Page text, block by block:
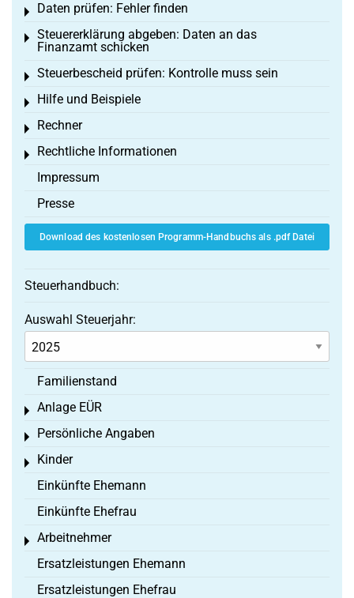
Daten prüfen: Fehler finden
Toggle menu
Steuererklärung abgeben: Daten an das
Finanzamt schicken
Toggle menu
Steuerbescheid prüfen: Kontrolle muss sein
Toggle menu
Hilfe und Beispiele
Toggle menu
Rechner
Toggle menu
Rechtliche Informationen
Toggle menu
Impressum
Presse
Download des kostenlosen Programm-Handbuchs als .pdf Datei
Steuerhandbuch:
Auswahl Steuerjahr:
Familienstand
Anlage EÜR
Toggle menu
Persönliche Angaben
Toggle menu
Kinder
Toggle menu
Einkünfte Ehemann
Einkünfte Ehefrau
Arbeitnehmer
Toggle menu
Ersatzleistungen Ehemann
Ersatzleistungen Ehefrau